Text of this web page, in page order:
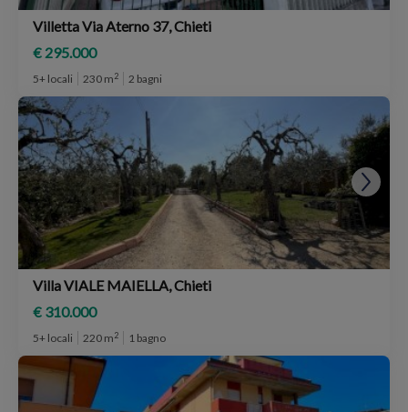
Villetta Via Aterno 37, Chieti
€ 295.000
5+ locali 230 m2 2 bagni
Villa VIALE MAIELLA, Chieti
€ 310.000
5+ locali 220 m2 1 bagno